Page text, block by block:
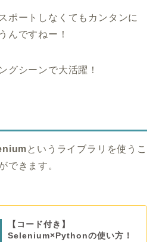
ポートしなくてもカンタンに
んですねー！
グシーンで大活躍！
というライブラリを使うこ
できます。
【コード付き】
Selenium×Pythonの使い方！